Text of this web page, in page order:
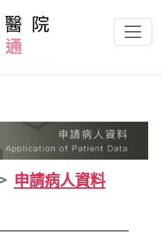
申請病人資料